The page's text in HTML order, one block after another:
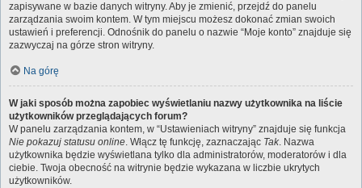
zapisywane w bazie danych witryny. Aby je zmienić, przejdź do panelu
zarządzania swoim kontem. W tym miejscu możesz dokonać zmian swoich
ustawień i preferencji. Odnośnik do panelu o nazwie “Moje konto” znajduje się
zazwyczaj na górze stron witryny.
Na górę
W jaki sposób można zapobiec wyświetlaniu nazwy użytkownika na liście
użytkowników przeglądających forum?
W panelu zarządzania kontem, w “Ustawieniach witryny” znajduje się funkcja
Nie pokazuj statusu online. Włącz tę funkcję, zaznaczając Tak. Nazwa
użytkownika będzie wyświetlana tylko dla administratorów, moderatorów i dla
ciebie. Twoja obecność na witrynie będzie wykazana w liczbie ukrytych
użytkowników.